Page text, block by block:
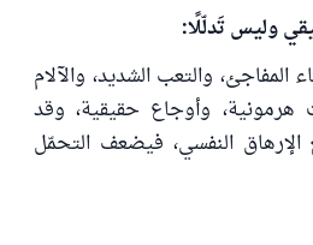
المفاجئ، والتعب الشديد، والآلام
هرمونية، وأوجاع حقيقية، وقد
النفسي، فيضعف التحمّل